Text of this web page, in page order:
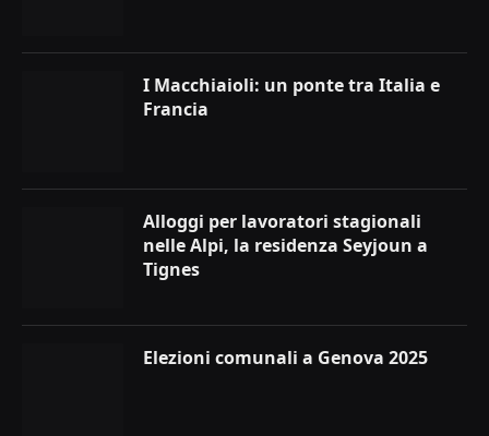
I Macchiaioli: un ponte tra Italia e
Francia
Alloggi per lavoratori stagionali
nelle Alpi, la residenza Seyjoun a
Tignes
Elezioni comunali a Genova 2025